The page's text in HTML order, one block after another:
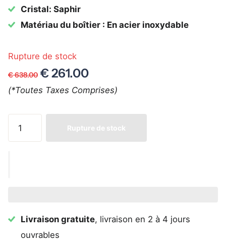
Cristal: Saphir
Matériau du boîtier : En acier inoxydable
Rupture de stock
€ 638.00 € 261.00
(*Toutes Taxes Comprises)
Rupture de stock
Livraison gratuite, livraison en 2 à 4 jours
ouvrables